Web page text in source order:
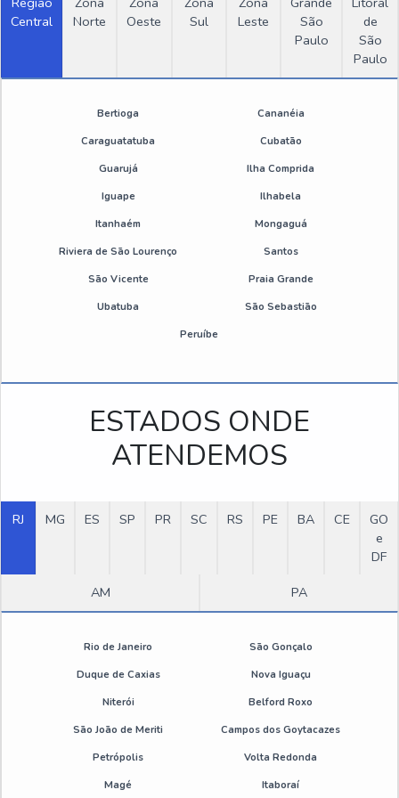
Desmoldante de silicone
Preço de desmoldante para forma
Desengripante lubrificante multiuso spray 300ml
Emulsão de silicone industrial
Emulsão de silicone onde comprar
Desmoldante spray para moldes plastico
Óleo desengripante spray
Emulsão de silicone antiespumante
Emulsão de silicone preço
Onde comprar emulsão de silicone
Desmoldante pintável
Emulsão de silicone valor
OUTRAS CATEGORIAS
Desengraxante e Antirrespingo
Estação de Tratamentos
Central
Norte
Oeste
Sul
Leste
São
Paulo
de
São
Paulo
Bertioga Cananéia
Caraguatatuba Cubatão
Guarujá Ilha Comprida
Iguape Ilhabela
Itanhaém Mongaguá
Riviera de São Lourenço Santos
São Vicente Praia Grande
Ubatuba São Sebastião
Peruíbe
ESTADOS ONDE
ATENDEMOS
RJ MG ES SP PR SC RS PE BA CE
GO
e
DF
AM
PA
Rio de Janeiro São Gonçalo
Duque de Caxias Nova Iguaçu
Niterói Belford Roxo
São João de Meriti Campos dos Goytacazes
Petrópolis Volta Redonda
Magé Itaboraí